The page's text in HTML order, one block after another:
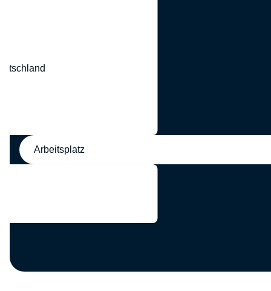
Arbeitsplatz